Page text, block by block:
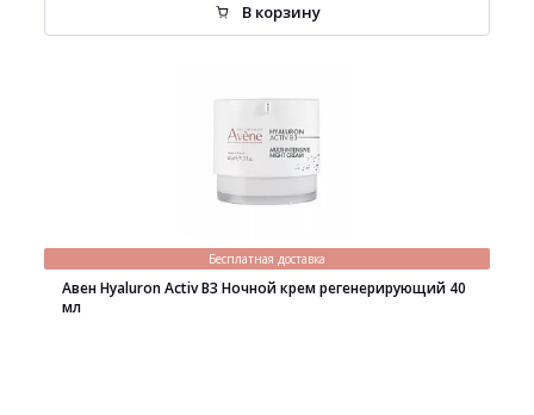
В корзину
Бесплатная доставка
Авен Hyaluron Activ B3 Ночной крем регенерирующий 40
мл